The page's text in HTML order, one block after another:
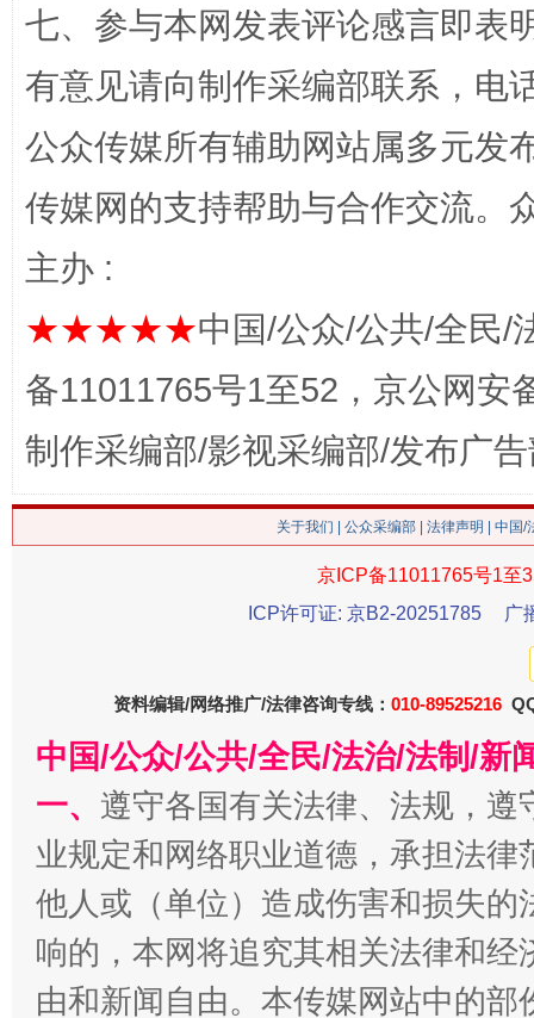
网上购药对药下症？
这是一记警钟！ 谢
魏明亮
七、参与本网发表评论感言即表
有意见请向制作采编部联系，电
公众传媒所有辅助网站属多元发
传媒网的支持帮助与合作交流。
主办 :
★★★★★中国/公众/公共/全民/
备11011765号1至52，京公网安
制作采编部/影视采编部/发布广
关于我们 公众采编部 法律声明 | 中国
京ICP备11011765号1至
ICP许可证: 京B2-20251785
广
资料编辑/网络推广/法律咨询专线： 010-89525216
中国/公众/公共/全民/法治/法制/新
一、 遵守各国有关法律、法规，
业规定和网络职业道德，承担法
他人或（单位）造成伤害和损失
响的，本网将追究其相关法律和
由和新闻自由。本传媒网站中的